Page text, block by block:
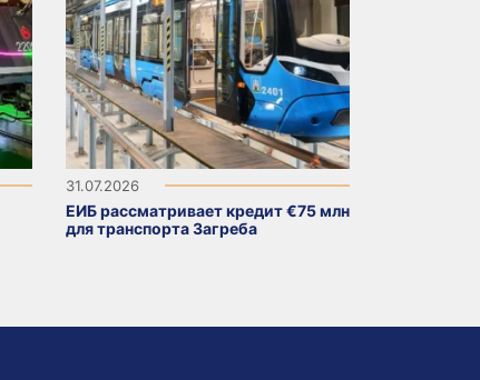
31.07.2026
ЕИБ рассматривает кредит €75 млн
для транспорта Загреба